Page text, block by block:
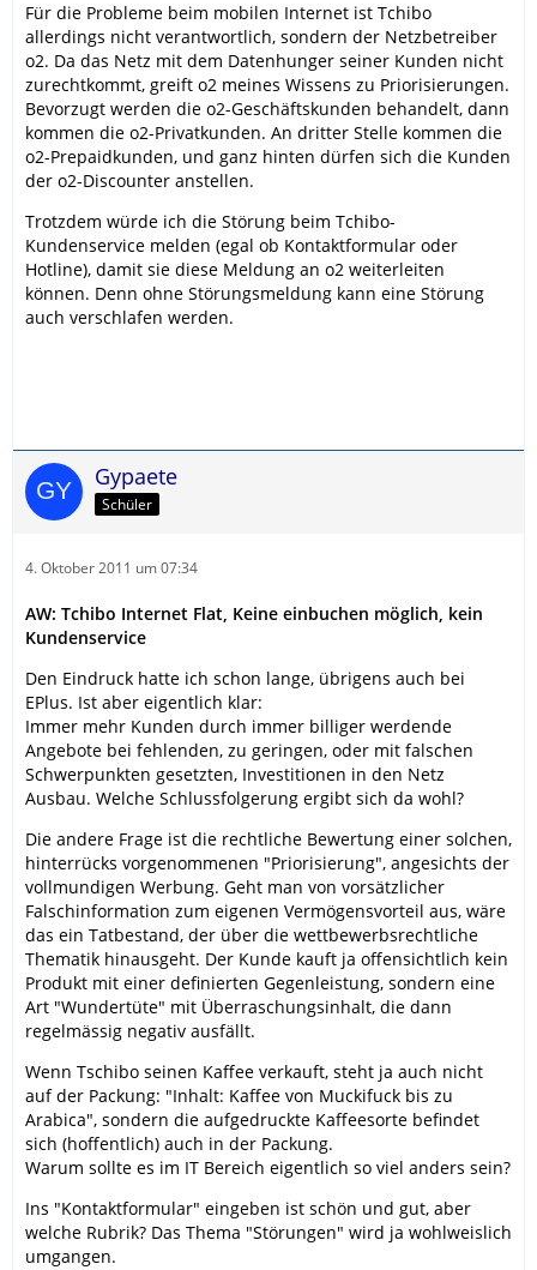
Für die Probleme beim mobilen Internet ist Tchibo
allerdings nicht verantwortlich, sondern der Netzbetreiber
o2. Da das Netz mit dem Datenhunger seiner Kunden nicht
zurechtkommt, greift o2 meines Wissens zu Priorisierungen.
Bevorzugt werden die o2-Geschäftskunden behandelt, dann
kommen die o2-Privatkunden. An dritter Stelle kommen die
o2-Prepaidkunden, und ganz hinten dürfen sich die Kunden
der o2-Discounter anstellen.
Trotzdem würde ich die Störung beim Tchibo-
Kundenservice melden (egal ob Kontaktformular oder
Hotline), damit sie diese Meldung an o2 weiterleiten
können. Denn ohne Störungsmeldung kann eine Störung
auch verschlafen werden.
Gypaete
Schüler
4. Oktober 2011 um 07:34
AW: Tchibo Internet Flat, Keine einbuchen möglich, kein
Kundenservice
Den Eindruck hatte ich schon lange, übrigens auch bei
EPlus. Ist aber eigentlich klar:
Immer mehr Kunden durch immer billiger werdende
Angebote bei fehlenden, zu geringen, oder mit falschen
Schwerpunkten gesetzten, Investitionen in den Netz
Ausbau. Welche Schlussfolgerung ergibt sich da wohl?
Die andere Frage ist die rechtliche Bewertung einer solchen,
hinterrücks vorgenommenen "Priorisierung", angesichts der
vollmundigen Werbung. Geht man von vorsätzlicher
Falschinformation zum eigenen Vermögensvorteil aus, wäre
das ein Tatbestand, der über die wettbewerbsrechtliche
Thematik hinausgeht. Der Kunde kauft ja offensichtlich kein
Produkt mit einer definierten Gegenleistung, sondern eine
Art "Wundertüte" mit Überraschungsinhalt, die dann
regelmässig negativ ausfällt.
Wenn Tschibo seinen Kaffee verkauft, steht ja auch nicht
auf der Packung: "Inhalt: Kaffee von Muckifuck bis zu
Arabica", sondern die aufgedruckte Kaffeesorte befindet
sich (hoffentlich) auch in der Packung.
Warum sollte es im IT Bereich eigentlich so viel anders sein?
Ins "Kontaktformular" eingeben ist schön und gut, aber
welche Rubrik? Das Thema "Störungen" wird ja wohlweislich
umgangen.